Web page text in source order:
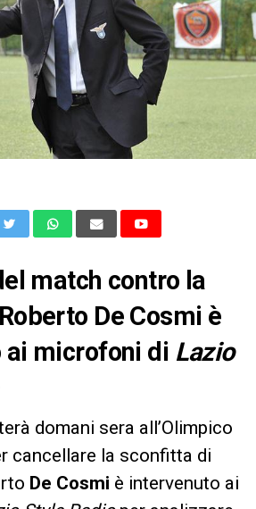
match contro la
De Cosmi è
ai microfoni di Lazio
domani sera all’Olimpico
cancellare la sconfitta di
De Cosmi è intervenuto ai